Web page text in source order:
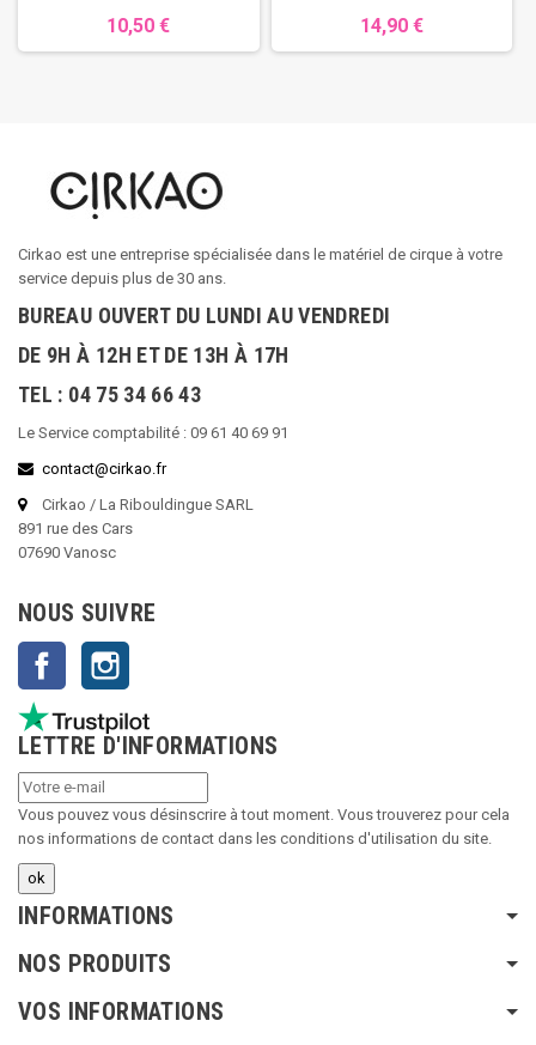
10,50 € 14,90 €
Cirkao est une entreprise spécialisée dans le matériel de cirque à votre
service depuis plus de 30 ans.
BUREAU OUVERT DU LUNDI AU VENDREDI
DE 9H À 12H ET DE 13H À 17H
TEL : 04 75 34 66 43
Le Service comptabilité : 09 61 40 69 91
contact@cirkao.fr
Cirkao / La Ribouldingue SARL
891 rue des Cars
07690 Vanosc
NOUS SUIVRE
Facebook
LETTRE D'INFORMATIONS
Vous pouvez vous désinscrire à tout moment. Vous trouverez pour cela
nos informations de contact dans les conditions d'utilisation du site.
INFORMATIONS
NOS PRODUITS
VOS INFORMATIONS